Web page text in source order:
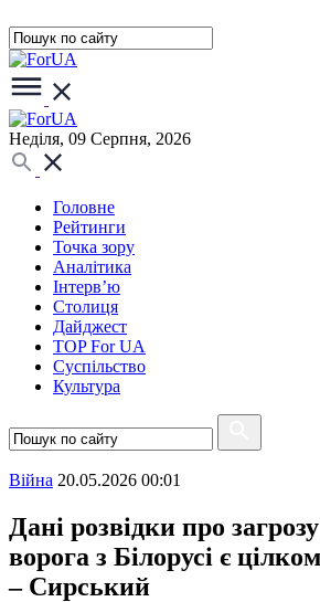
Неділя, 09 Серпня, 2026
Головне
Рейтинги
Точка зору
Аналітика
Інтерв’ю
Столиця
Дайджест
TOP For UA
Суспiльство
Культура
Війна 20.05.2026 00:01
Дані розвідки про
ворога з Білорусі є
– Сирський